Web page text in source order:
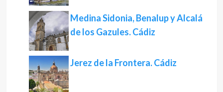
Medina Sidonia, Benalup y Alcalá
de los Gazules. Cádiz
Jerez de la Frontera. Cádiz